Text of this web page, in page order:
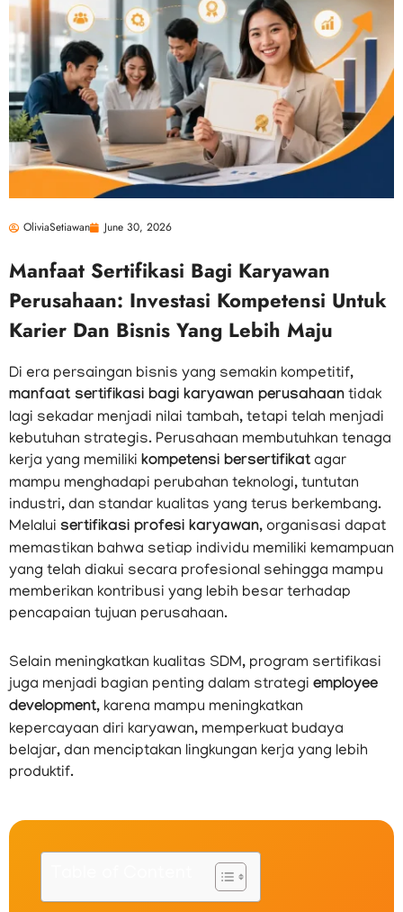
OliviaSetiawan June 30, 2026
Manfaat Sertifikasi Bagi Karyawan
Perusahaan: Investasi Kompetensi Untuk
Karier Dan Bisnis Yang Lebih Maju
Di era persaingan bisnis yang semakin kompetitif,
manfaat sertifikasi bagi karyawan perusahaan tidak
lagi sekadar menjadi nilai tambah, tetapi telah menjadi
kebutuhan strategis. Perusahaan membutuhkan tenaga
kerja yang memiliki kompetensi bersertifikat agar
mampu menghadapi perubahan teknologi, tuntutan
industri, dan standar kualitas yang terus berkembang.
Melalui sertifikasi profesi karyawan, organisasi dapat
memastikan bahwa setiap individu memiliki kemampuan
yang telah diakui secara profesional sehingga mampu
memberikan kontribusi yang lebih besar terhadap
pencapaian tujuan perusahaan.
Selain meningkatkan kualitas SDM, program sertifikasi
juga menjadi bagian penting dalam strategi employee
development, karena mampu meningkatkan
kepercayaan diri karyawan, memperkuat budaya
belajar, dan menciptakan lingkungan kerja yang lebih
produktif.